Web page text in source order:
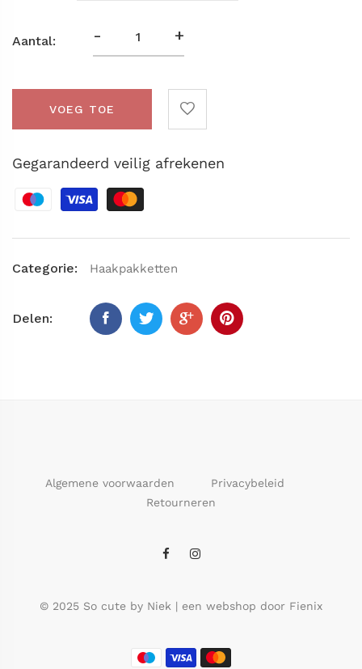
Aantal: - +
VOEG TOE
Gegarandeerd veilig afrekenen
Categorie: Haakpakketten
Delen:
Algemene voorwaarden
Privacybeleid
Retourneren
© 2025 So cute by Niek | een webshop door Fienix